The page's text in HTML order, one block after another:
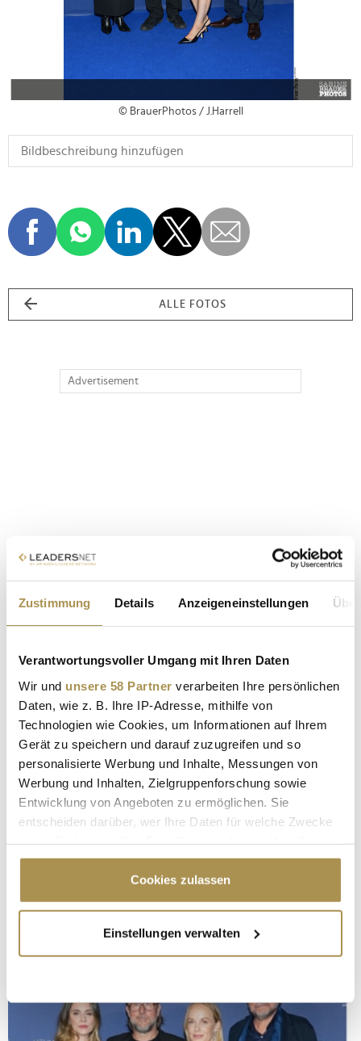
Zustimmung Details Anzeigeneinstellungen
Verantwortungsvoller Umgang mit Ihren Daten
Wir und unsere 58 Partner verarbeiten Ihre persönlichen
Daten, wie z. B. Ihre IP-Adresse, mithilfe von
Technologien wie Cookies, um Informationen auf Ihrem
Gerät zu speichern und darauf zuzugreifen und so
personalisierte Werbung und Inhalte, Messungen von
Werbung und Inhalten, Zielgruppenforschung sowie
Entwicklung von Angeboten zu ermöglichen. Sie
entscheiden darüber, wer Ihre Daten für welche Zwecke
Cookie-Erklärung oder durch Klicken auf das Privacy
Trigger Symbol ändern oder widerrufen
Informationen über Ihre geografische Lage
erfassen, welche bis auf einige Meter genau sein
bestimmten Merkmalen (Fingerprinting) identifizieren
Cookies zulassen
Einstellungen verwalten
© BrauerPhotos / J.Harrell
ALLE FOTOS
Advertisement